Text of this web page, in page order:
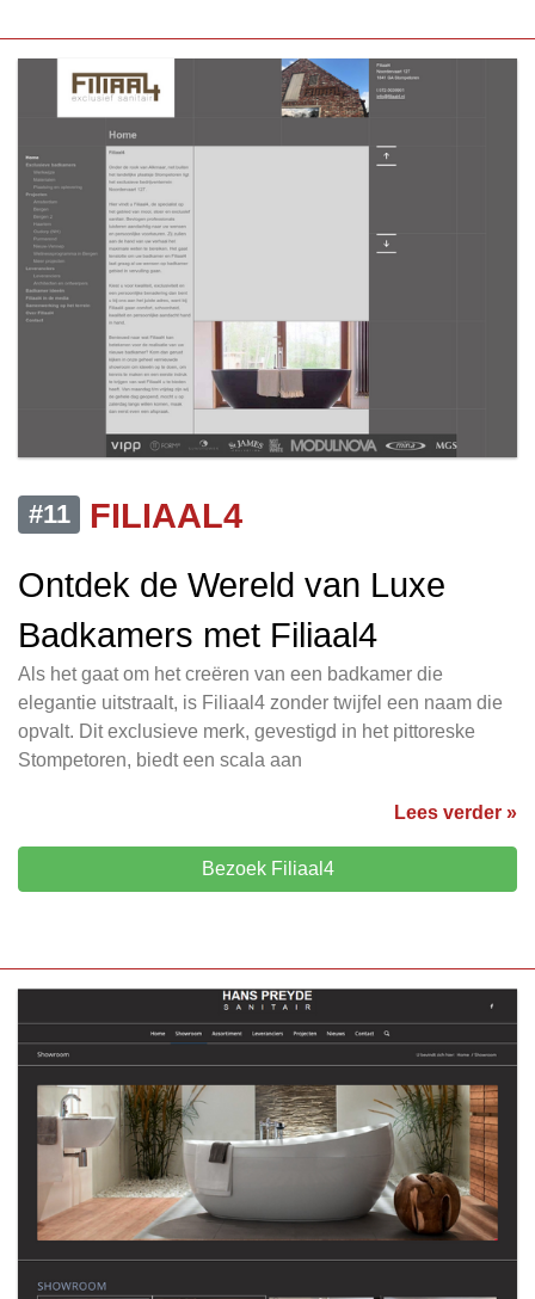
#11
FILIAAL4
Ontdek de Wereld van Luxe
Badkamers met Filiaal4
Als het gaat om het creëren van een badkamer die
elegantie uitstraalt, is Filiaal4 zonder twijfel een naam die
opvalt. Dit exclusieve merk, gevestigd in het pittoreske
Stompetoren, biedt een scala aan
Lees verder »
Bezoek Filiaal4